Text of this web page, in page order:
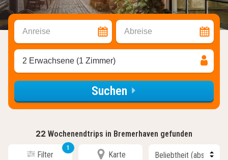
Anreise Abreise
2 Erwachsene (1 Zimmer)
Suchen
22 Wochenendtrips in Bremerhaven gefunden
Filter
1
Karte